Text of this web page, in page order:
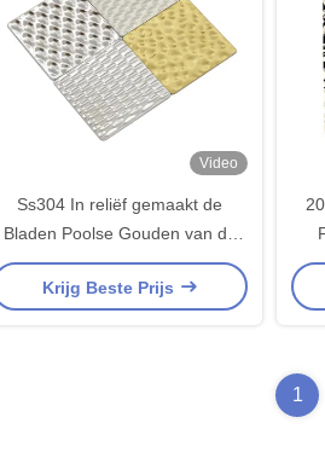
Video
Ss304 In reliëf gemaakt de
Bladen Poolse Gouden van de
Roestvrij staalkleur Gestempeld
Krijg Beste Prijs
1